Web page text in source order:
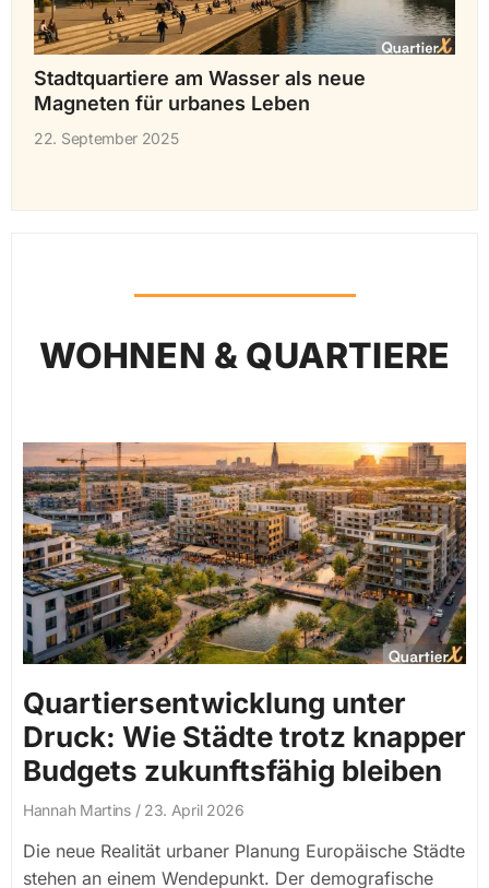
Stadtquartiere am Wasser als neue
Magneten für urbanes Leben
22. September 2025
WOHNEN & QUARTIERE
Quartiersentwicklung unter
Druck: Wie Städte trotz knapper
Budgets zukunftsfähig bleiben
Hannah Martins 23. April 2026
Die neue Realität urbaner Planung Europäische Städte
stehen an einem Wendepunkt. Der demografische